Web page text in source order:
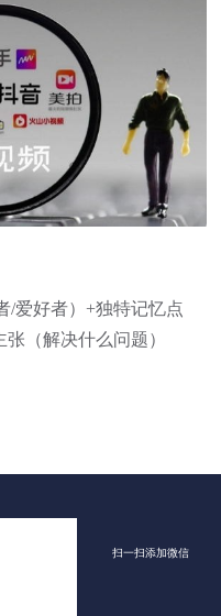
/爱好者）+独特记忆点
（解决什么问题）
扫一扫添加微信